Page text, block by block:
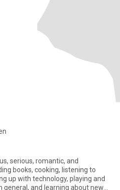
serious, romantic, and
books, cooking, listening to
up with technology, playing and
and learning about new